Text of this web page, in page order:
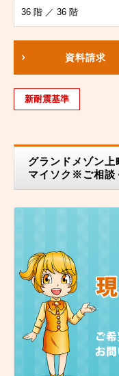
36 階 ／ 36 階
資料請求
新耐震基準
グランドメゾン
マイソク※ご相談